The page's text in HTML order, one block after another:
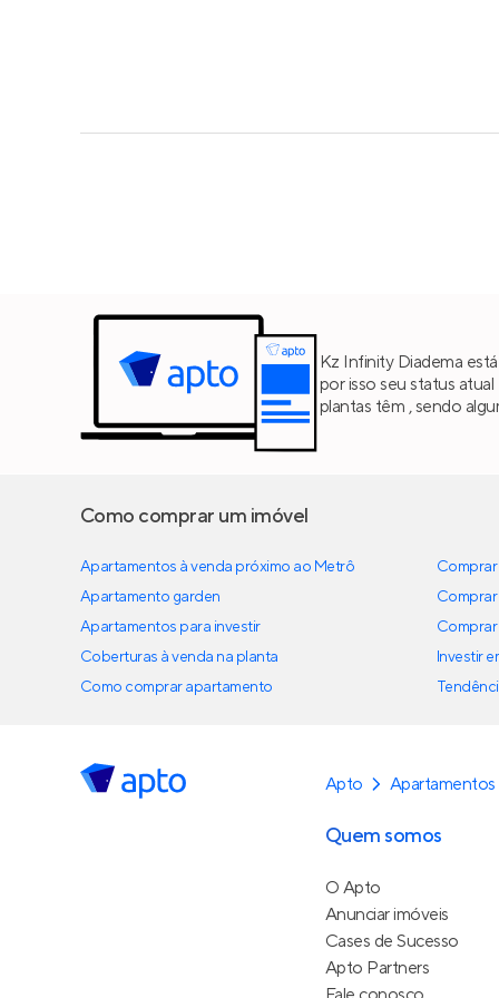
Kz Infinity Diadema
por isso seu status
plantas têm , sendo
Como comprar um imóvel
Apartamentos à venda próximo ao Metrô
Apartamento garden
Apartamentos para investir
Coberturas à venda na planta
Como comprar apartamento
Investir
Apto
Quem somos
O Apto
Anunciar imóveis
Cases de Sucesso
Apto Partners